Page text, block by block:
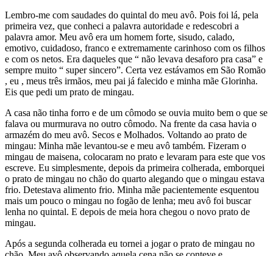
Lembro-me com saudades do quintal do meu avô. Pois foi lá, pela
primeira vez, que conheci a palavra autoridade e redescobri a
palavra amor. Meu avô era um homem forte, sisudo, calado,
emotivo, cuidadoso, franco e extremamente carinhoso com os filhos
e com os netos. Era daqueles que “ não levava desaforo pra casa” e
sempre muito “ super sincero”. Certa vez estávamos em São Romão
, eu , meus três irmãos, meu pai já falecido e minha mãe Glorinha.
Eis que pedi um prato de mingau.
A casa não tinha forro e de um cômodo se ouvia muito bem o que se
falava ou murmurava no outro cômodo. Na frente da casa havia o
armazém do meu avô. Secos e Molhados. Voltando ao prato de
mingau: Minha mãe levantou-se e meu avô também. Fizeram o
mingau de maisena, colocaram no prato e levaram para este que vos
escreve. Eu simplesmente, depois da primeira colherada, emborquei
o prato de mingau no chão do quarto alegando que o mingau estava
frio. Detestava alimento frio. Minha mãe pacientemente esquentou
mais um pouco o mingau no fogão de lenha; meu avô foi buscar
lenha no quintal. E depois de meia hora chegou o novo prato de
mingau.
Após a segunda colherada eu tornei a jogar o prato de mingau no